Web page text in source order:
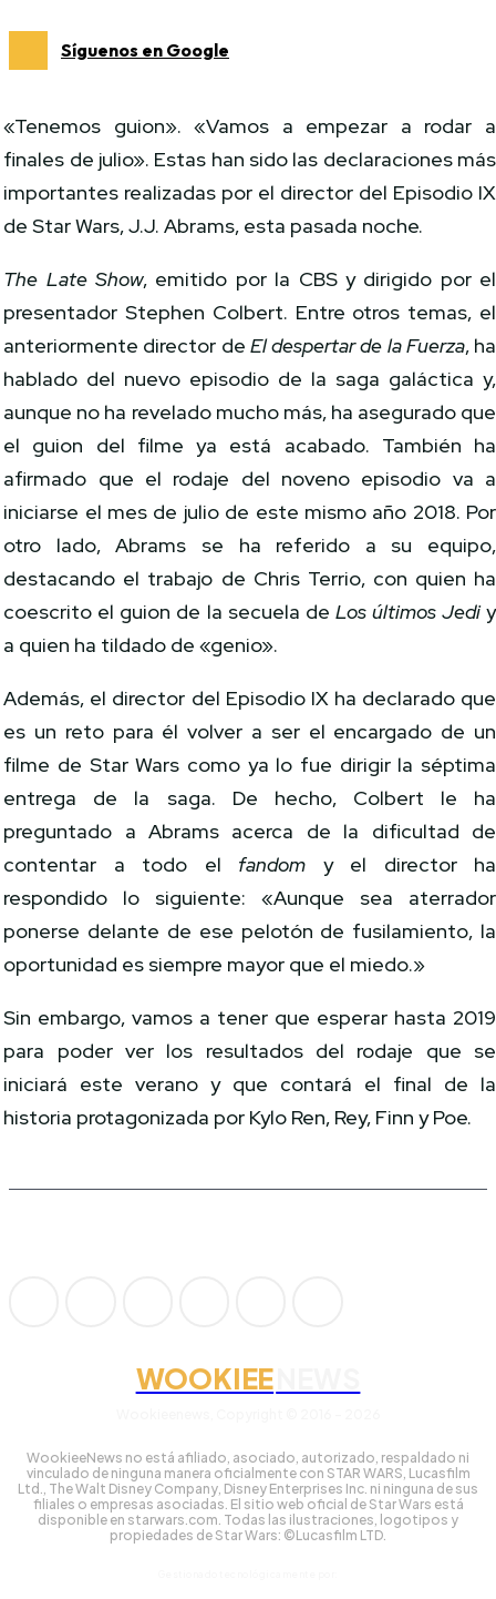
Síguenos en Google
«Tenemos guion». «Vamos a empezar a rodar a
finales de julio». Estas han sido las declaraciones más
importantes realizadas por el director del Episodio IX
de Star Wars, J.J. Abrams, esta pasada noche.
The Late Show, emitido por la CBS y dirigido por el
presentador Stephen Colbert. Entre otros temas, el
anteriormente director de El despertar de la Fuerza, ha
hablado del nuevo episodio de la saga galáctica y,
aunque no ha revelado mucho más, ha asegurado que
el guion del filme ya está acabado. También ha
afirmado que el rodaje del noveno episodio va a
iniciarse el mes de julio de este mismo año 2018. Por
otro lado, Abrams se ha referido a su equipo,
destacando el trabajo de Chris Terrio, con quien ha
coescrito el guion de la secuela de Los últimos Jediy
a quien ha tildado de «genio».
Además, el director del Episodio IX ha declarado que
es un reto para él volver a ser el encargado de un
filme de Star Wars como ya lo fue dirigir la séptima
entrega de la saga. De hecho, Colbert le ha
preguntado a Abrams acerca de la dificultad de
contentar a todo el fandom y el director ha
respondido lo siguiente: «Aunque sea aterrador
ponerse delante de ese pelotón de fusilamiento, la
oportunidad es siempre mayor que el miedo.»
Sin embargo, vamos a tener que esperar hasta 2019
para poder ver los resultados del rodaje que se
iniciará este verano y que contará el final de la
historia protagonizada por Kylo Ren, Rey, Finn y Poe.
WOOKIEE
WookieeNews no está afiliado, asociado, autorizado, respaldado ni
vinculado de ninguna manera oficialmente con STAR WARS, Lucasfilm
Ltd., The Walt Disney Company, Disney Enterprises Inc. ni ninguna de sus
filiales o empresas asociadas. El sitio web oficial de Star Wars está
disponible en starwars.com. Todas las ilustraciones, logotipos y
propiedades de Star Wars: ©Lucasfilm LTD.